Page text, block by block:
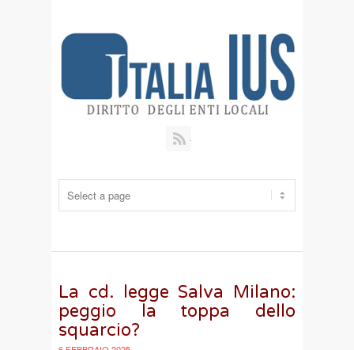
La cd. legge Salva Milano:
peggio la toppa dello
squarcio?